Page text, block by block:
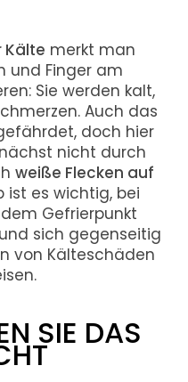
Kälte merkt man
und Finger am
Sie werden kalt,
Auch das
doch hier
nicht durch
weiße Flecken auf
ist es wichtig, bei
Gefrierpunkt
sich gegenseitig
von Kälteschäden
SIE DAS